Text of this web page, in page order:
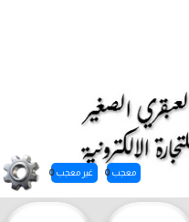
معجب 0 غير معجب 0